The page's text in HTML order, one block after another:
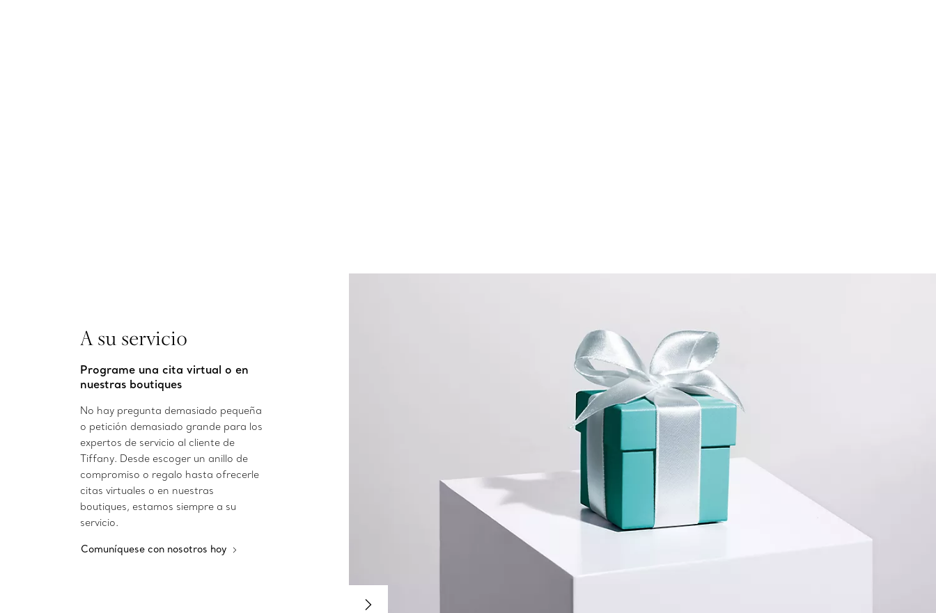
A su servicio
Programe una cita virtual o en
nuestras boutiques
No hay pregunta demasiado pequeña
o petición demasiado grande para los
expertos de servicio al cliente de
Tiffany. Desde escoger un anillo de
compromiso o regalo hasta ofrecerle
citas virtuales o en nuestras
boutiques, estamos siempre a su
servicio.
Comuníquese con nosotros hoy